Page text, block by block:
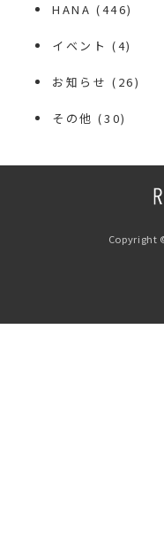
HANA (446)
イベント (4)
お知らせ (26)
その他 (30)
Copyright